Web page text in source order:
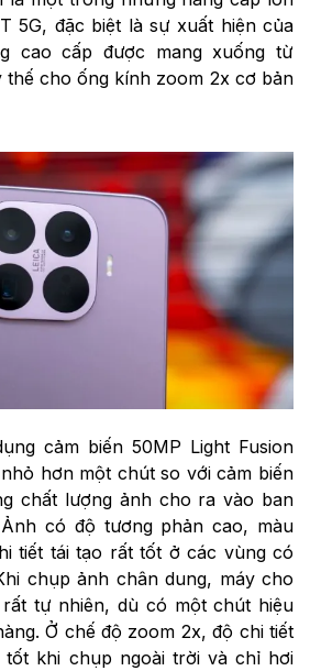
5G, đặc biệt là sự xuất hiện của
cao cấp được mang xuống từ
thế cho ống kính zoom 2x cơ bản
cảm biến 50MP Light Fusion
hơn một chút so với cảm biến
chất lượng ảnh cho ra vào ban
có độ tương phản cao, màu
tiết tái tạo rất tốt ở các vùng có
chụp ảnh chân dung, máy cho
tự nhiên, dù có một chút hiệu
Ở chế độ zoom 2x, độ chi tiết
khi chụp ngoài trời và chỉ hơi